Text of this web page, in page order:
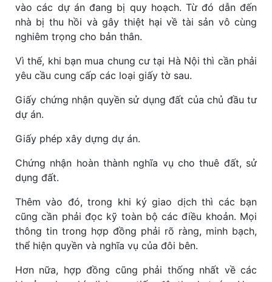
vào các dự án đang bị quy hoạch. Từ đó dẫn đến
nhà bị thu hồi và gây thiệt hại về tài sản vô cùng
nghiêm trọng cho bản thân.
Vì thế, khi bạn mua chung cư tại Hà Nội thì cần phải
yêu cầu cung cấp các loại giấy tờ sau.
Giấy chứng nhận quyền sử dụng đất của chủ đầu tư
dự án.
Giấy phép xây dựng dự án.
Chứng nhận hoàn thành nghĩa vụ cho thuê đất, sử
dụng đất.
Thêm vào đó, trong khi ký giao dịch thì các bạn
cũng cần phải đọc kỹ toàn bộ các điều khoản. Mọi
thông tin trong hợp đồng phải rõ ràng, minh bạch,
thể hiện quyền và nghĩa vụ của đôi bên.
Hơn nữa, hợp đồng cũng phải thống nhất về các